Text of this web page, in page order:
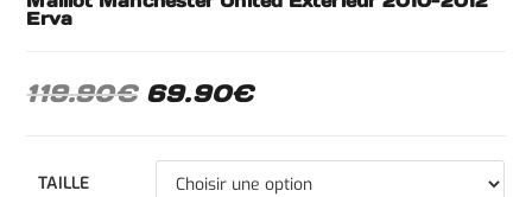
Erva
119.90€ 69.90€
TAILLE